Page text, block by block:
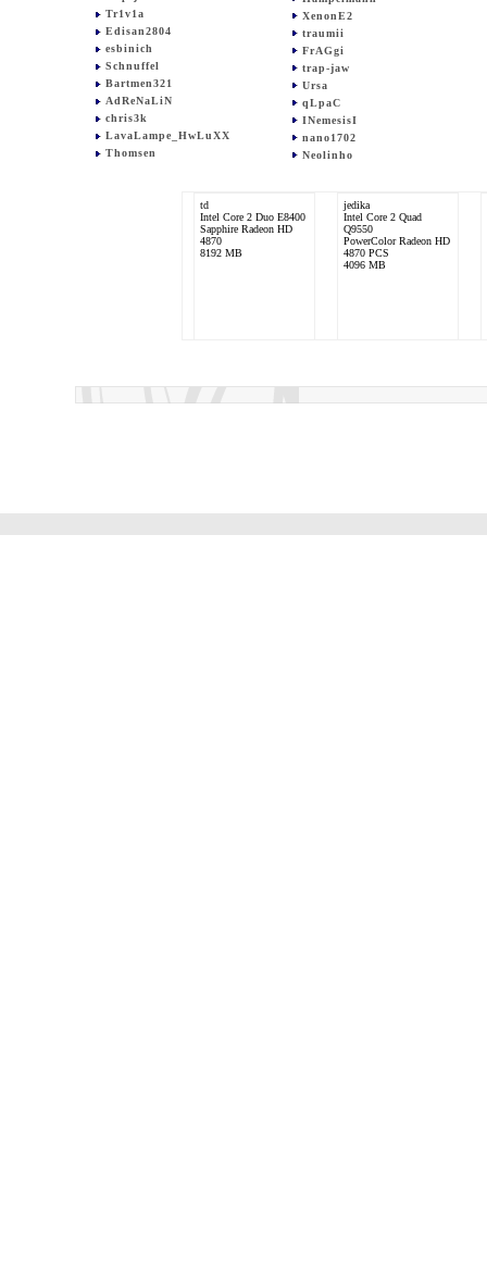
Tr1v1a
Edisan2804
esbinich
Schnuffel
Bartmen321
AdReNaLiN
chris3k
LavaLampe_HwLuXX
Thomsen
XenonE2
traumii
FrAGgi
trap-jaw
Ursa
qLpaC
INemesisI
nano1702
Neolinho
td
Intel Core 2 Duo E8400
Sapphire Radeon HD
4870
8192 MB
jedika
Intel Core 2 Quad
Q9550
PowerColor Radeon HD
4870 PCS
4096 MB
Q9550
Zotac GTX 285